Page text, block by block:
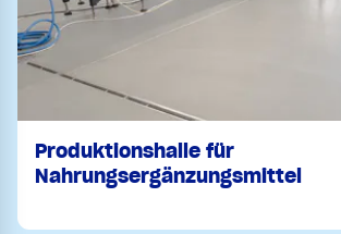
Produktionshalle für
Nahrungsergänzungsmittel